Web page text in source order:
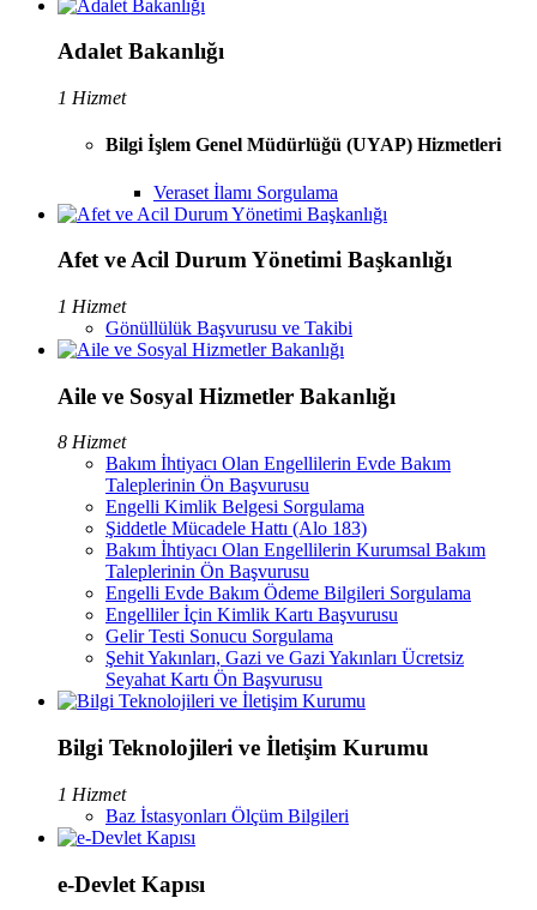
Adalet Bakanlığı
1 Hizmet
Bilgi İşlem Genel Müdürlüğü (UYAP) Hizmetleri
Veraset İlamı Sorgulama
Afet ve Acil Durum Yönetimi Başkanlığı
1 Hizmet
Gönüllülük Başvurusu ve Takibi
Aile ve Sosyal Hizmetler Bakanlığı
8 Hizmet
Bakım İhtiyacı Olan Engellilerin Evde Bakım
Taleplerinin Ön Başvurusu
Engelli Kimlik Belgesi Sorgulama
Şiddetle Mücadele Hattı (Alo 183)
Bakım İhtiyacı Olan Engellilerin Kurumsal Bakım
Taleplerinin Ön Başvurusu
Engelli Evde Bakım Ödeme Bilgileri Sorgulama
Engelliler İçin Kimlik Kartı Başvurusu
Gelir Testi Sonucu Sorgulama
Şehit Yakınları, Gazi ve Gazi Yakınları Ücretsiz
Seyahat Kartı Ön Başvurusu
Bilgi Teknolojileri ve İletişim Kurumu
1 Hizmet
Baz İstasyonları Ölçüm Bilgileri
e-Devlet Kapısı